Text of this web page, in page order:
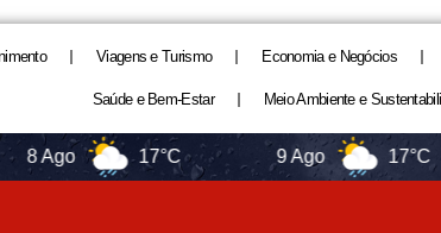
Viagens e Turismo Economia e Negócios
Saúde e Bem-Estar Meio Ambiente e
17°C 9 Ago 17°C